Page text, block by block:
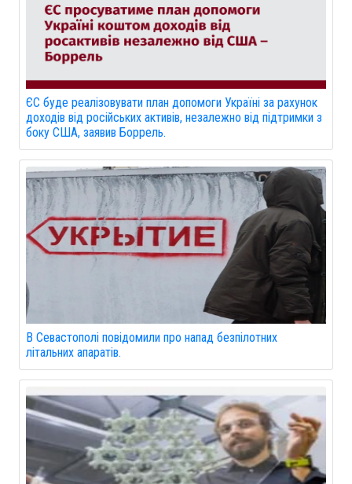
ЄС буде реалізовувати план допомоги Україні за рахунок
доходів від російських активів, незалежно від підтримки з
боку США, заявив Боррель.
В Севастополі повідомили про напад безпілотних
літальних апаратів.